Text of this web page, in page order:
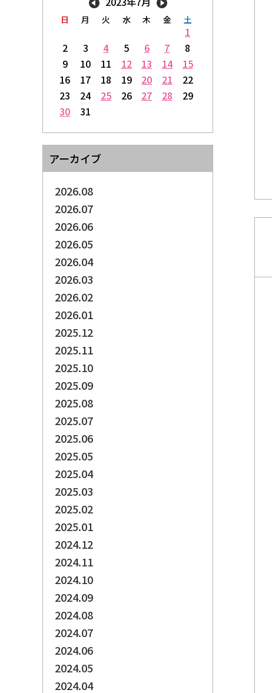
日 月 火 水 木 金 土
1
2
3 4 5 6 7
8
9
10 11 12 13 14
15
16
17 18 19 20 21
22
23
24 25 26 27 28
29
30
31
アーカイブ
2026.08
2026.07
2026.06
2026.05
2026.04
2026.03
2026.02
2026.01
2025.12
2025.11
2025.10
2025.09
2025.08
2025.07
2025.06
2025.05
2025.04
2025.03
2025.02
2025.01
2024.12
2024.11
2024.10
2024.09
2024.08
2024.07
2024.06
2024.05
2024.04